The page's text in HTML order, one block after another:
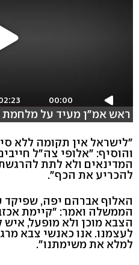
00:00
ראש אמ"ן מעיד על
"לישראל אין תקומה ללא
והוסיף: "אלופי צה"ל
המדינאים ולא לתת
להכריע את הכף".
הממשלה ואמר: "קיימת
הצבא מוכן ולא מופעל, איש
לעצמנו. אנו כאנשי צבא
למלא את משימתנו".